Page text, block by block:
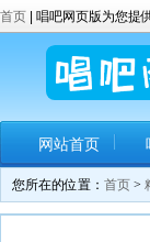
首页 | 唱吧网页版为您
网站首页
您所在的位置： 首页 >